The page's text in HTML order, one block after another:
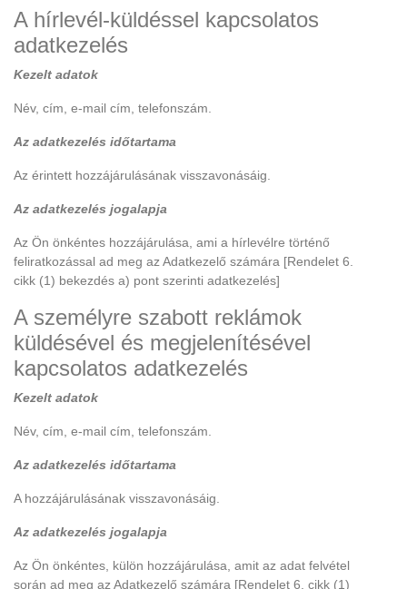
A hírlevél-küldéssel kapcsolatos
adatkezelés
Kezelt adatok
Név, cím, e-mail cím, telefonszám.
Az adatkezelés időtartama
Az érintett hozzájárulásának visszavonásáig.
Az adatkezelés jogalapja
Az Ön önkéntes hozzájárulása, ami a hírlevélre történő
feliratkozással ad meg az Adatkezelő számára [Rendelet 6.
cikk (1) bekezdés a) pont szerinti adatkezelés]
A személyre szabott reklámok
küldésével és megjelenítésével
kapcsolatos adatkezelés
Kezelt adatok
Név, cím, e-mail cím, telefonszám.
Az adatkezelés időtartama
A hozzájárulásának visszavonásáig.
Az adatkezelés jogalapja
Az Ön önkéntes, külön hozzájárulása, amit az adat felvétel
során ad meg az Adatkezelő számára [Rendelet 6. cikk (1)